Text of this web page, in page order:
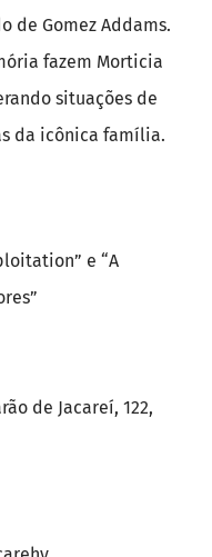
de Gomez Addams.
fazem Morticia
situações de
da icônica família.
e “A
de Jacareí, 122,